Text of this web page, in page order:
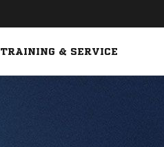
TRAINING & SERVICE